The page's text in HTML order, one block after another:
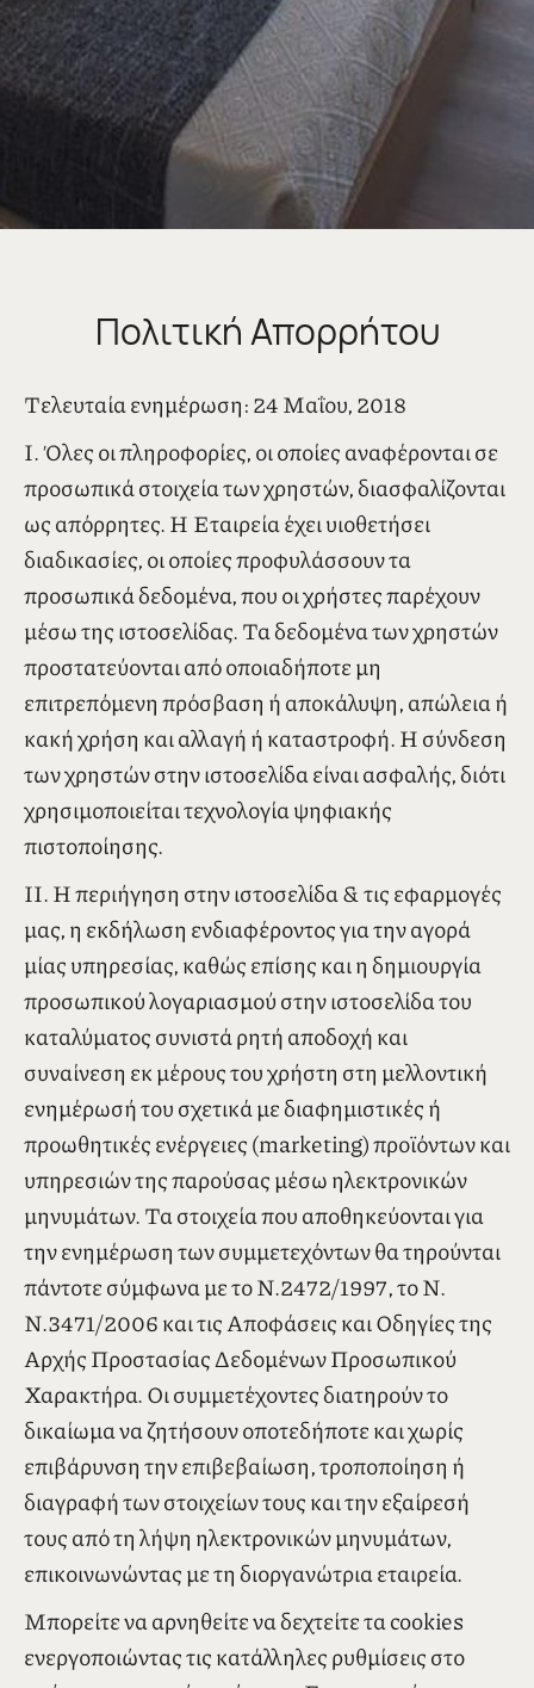
Πολιτική Απορρήτου
Τελευταία ενημέρωση: 24 Μαΐου, 2018
Ι. Όλες οι πληροφορίες, οι οποίες αναφέρονται σε
προσωπικά στοιχεία των χρηστών, διασφαλίζονται
ως απόρρητες. Η Εταιρεία έχει υιοθετήσει
διαδικασίες, οι οποίες προφυλάσσουν τα
προσωπικά δεδομένα, που οι χρήστες παρέχουν
μέσω της ιστοσελίδας. Τα δεδομένα των χρηστών
προστατεύονται από οποιαδήποτε μη
επιτρεπόμενη πρόσβαση ή αποκάλυψη, απώλεια ή
των χρηστών στην ιστοσελίδα είναι ασφαλής, διότι
χρησιμοποιείται τεχνολογία ψηφιακής
πιστοποίησης.
ΙΙ. Η περιήγηση στην ιστοσελίδα & τις εφαρμογές
μας, η εκδήλωση ενδιαφέροντος για την αγορά
μίας υπηρεσίας, καθώς επίσης και η δημιουργία
προσωπικού λογαριασμού στην ιστοσελίδα του
καταλύματος συνιστά ρητή αποδοχή και
συναίνεση εκ μέρους του χρήστη στη μελλοντική
ενημέρωσή του σχετικά με διαφημιστικές ή
προωθητικές ενέργειες (marketing) προϊόντων και
υπηρεσιών της παρούσας μέσω ηλεκτρονικών
μηνυμάτων. Τα στοιχεία που αποθηκεύονται για
την ενημέρωση των συμμετεχόντων θα τηρούνται
πάντοτε σύμφωνα με το Ν.2472/1997, το Ν.
Ν.3471/2006 και τις Αποφάσεις και Οδηγίες της
Αρχής Προστασίας Δεδομένων Προσωπικού
Χαρακτήρα. Οι συμμετέχοντες διατηρούν το
δικαίωμα να ζητήσουν οποτεδήποτε και χωρίς
διαγραφή των στοιχείων τους και την εξαίρεσή
τους από τη λήψη ηλεκτρονικών μηνυμάτων,